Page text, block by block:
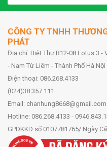
CÔNG TY TNHH
PHÁT
Địa chỉ: Biệt Thự B12-08 Lotus 3 -
- Nam Từ Liêm - Thành Phố Hà Nội
Điện thoại: 086.268.4133
(024)38.357.111
Email:
Hotline: 086.268.4133 -
GPDKKD số 0107781765/ Ngày